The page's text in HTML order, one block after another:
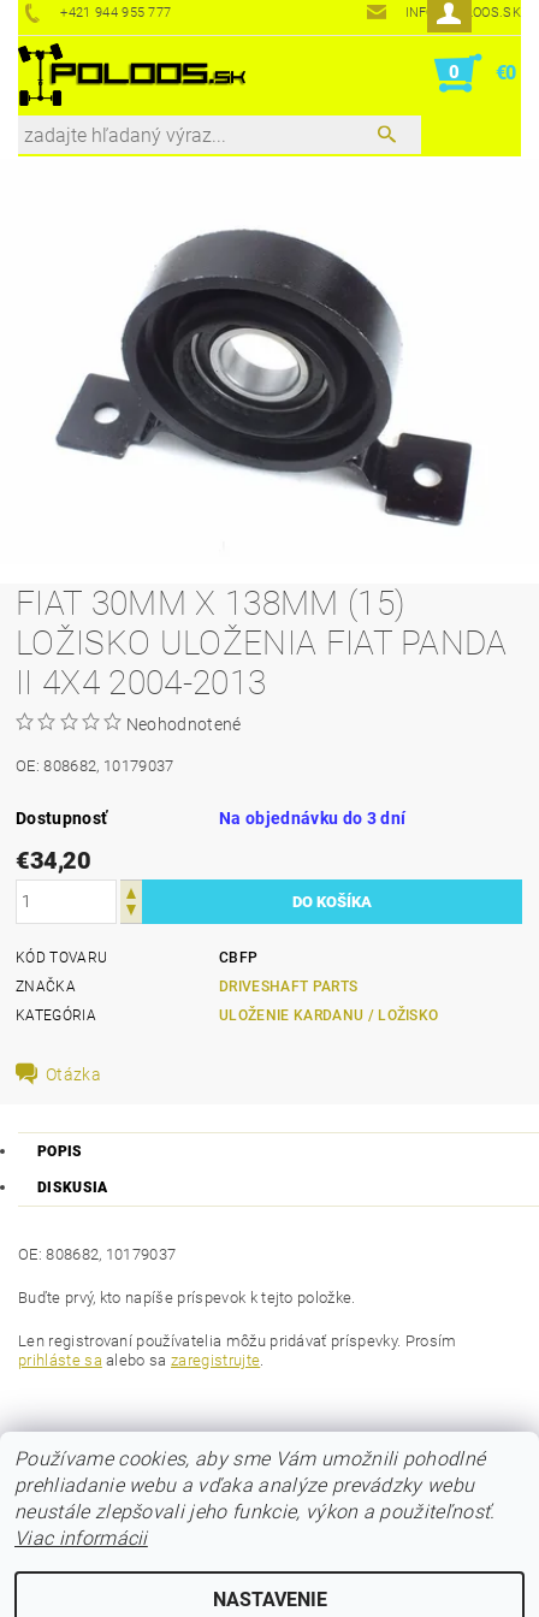
+421 944 955 777 INFO@POLOOS.SK
0 €0
FIAT 30MM X 138MM (15)
LOŽISKO ULOŽENIA FIAT PANDA
II 4X4 2004-2013
Neohodnotené
OE: 808682, 10179037
Dostupnosť Na objednávku do 3 dní
€34,20
KÓD TOVARU
CBFP
ZNAČKA
DRIVESHAFT PARTS
KATEGÓRIA
ULOŽENIE KARDANU / LOŽISKO
Otázka
POPIS
DISKUSIA
OE: 808682, 10179037
Buďte prvý, kto napíše príspevok k tejto položke.
Len registrovaní používatelia môžu pridávať príspevky. Prosím
prihláste sa alebo sazaregistrujte.
Používame cookies, aby sme Vám umožnili pohodlné
prehliadanie webu a vďaka analýze prevádzky webu
neustále zlepšovali jeho funkcie, výkon a použiteľnosť.
Viac informácii
NASTAVENIE